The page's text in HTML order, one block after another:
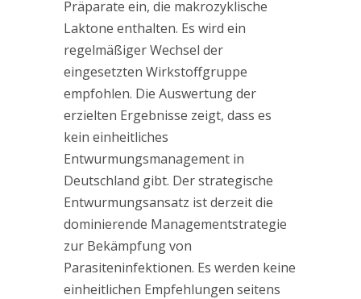
Präparate ein, die makrozyklische
Laktone enthalten. Es wird ein
regelmäßiger Wechsel der
eingesetzten Wirkstoffgruppe
empfohlen. Die Auswertung der
erzielten Ergebnisse zeigt, dass es
kein einheitliches
Entwurmungsmanagement in
Deutschland gibt. Der strategische
Entwurmungsansatz ist derzeit die
dominierende Managementstrategie
zur Bekämpfung von
Parasiteninfektionen. Es werden keine
einheitlichen Empfehlungen seitens